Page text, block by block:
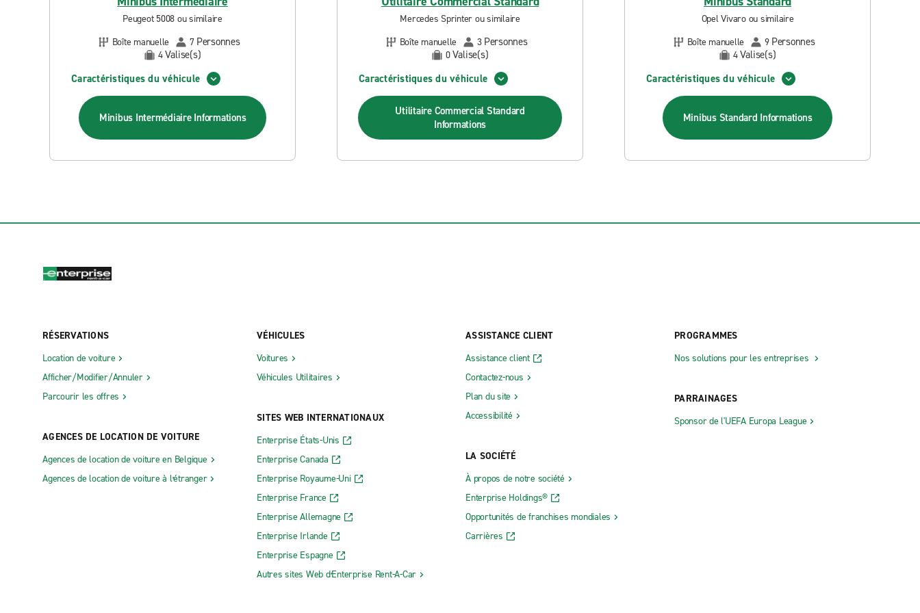
Peugeot 5008 ou similaire
Boîte manuelle
7 Personnes
4Valise(s)
Caractéristiques du véhicule
Minibus Intermédiaire Informations
Mercedes Sprinter ou similaire
Boîte manuelle
3 Personnes
0Valise(s)
Caractéristiques du véhicule
Utilitaire Commercial Standard
Informations
Opel Vivaro ou similaire
Boîte manuelle
9 Personnes
4Valise(s)
Caractéristiques du véhicule
Minibus Standard Informations
RÉSERVATIONS
Location de voiture
Afficher/Modifier/Annuler
Parcourir les offres
AGENCES DE LOCATION DE VOITURE
Agences de location de voiture en Belgique
Agences de location de voiture à lʼétranger
VÉHICULES
Voitures
Véhicules Utilitaires
SITES WEB INTERNATIONAUX
Enterprise États-Unis
Enterprise Canada
Enterprise Royaume-Uni
Enterprise France
Enterprise Allemagne
Enterprise Irlande
Enterprise Espagne
Autres sites Web dʼEnterprise Rent-A-Car
ASSISTANCE CLIENT
Assistance client
Contactez-nous
Plan du site
Accessibilité
LA SOCIÉTÉ
À propos de notre société
Enterprise Holdings®
Opportunités de franchises mondiales
Carrières
PROGRAMMES
Nos solutions pour les entreprises
PARRAINAGES
Sponsor de l'UEFA Europa League